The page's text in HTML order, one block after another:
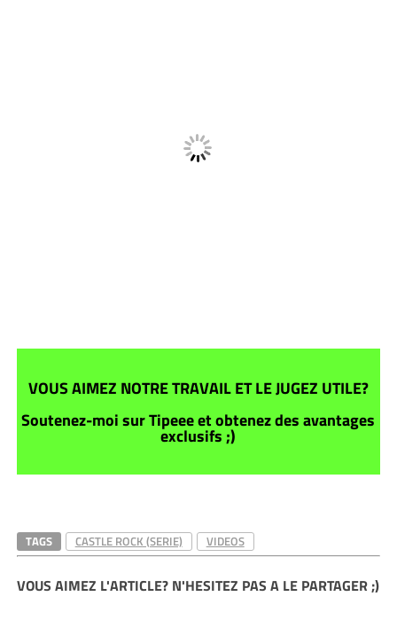
VOUS AIMEZ NOTRE TRAVAIL ET LE JUGEZ UTILE?
Soutenez-moi sur Tipeee et obtenez des avantages
exclusifs ;)
TAGS CASTLE ROCK (SERIE) VIDEOS
VOUS AIMEZ L'ARTICLE? N'HESITEZ PAS A LE PARTAGER ;)